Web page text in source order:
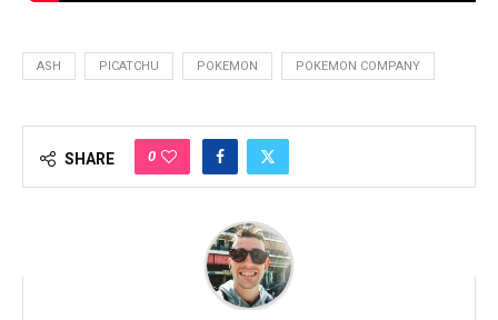
ASH PICATCHU POKEMON POKEMON COMPANY
SHARE 0